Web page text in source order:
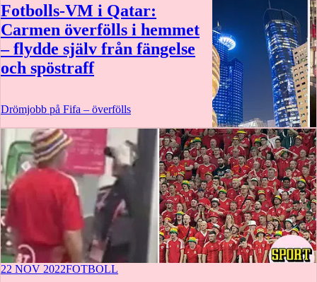
Fotbolls-VM i Qatar:
Carmen överfölls i hemmet
– flydde själv från fängelse
och spöstraff
Drömjobb på Fifa – överfölls
22 NOV 2022FOTBOLL